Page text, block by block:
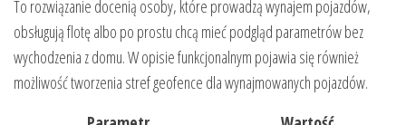
To rozwiązanie docenią osoby, które prowadzą wynajem pojazdów,
obsługują flotę albo po prostu chcą mieć podgląd parametrów bez
wychodzenia z domu. W opisie funkcjonalnym pojawia się również
możliwość tworzenia stref geofence dla wynajmowanych pojazdów.